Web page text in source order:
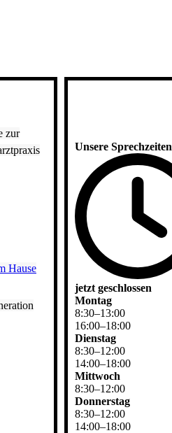
zur
Hause
Unsere Sprechzeiten
jetzt geschlossen
Montag
8:30–13:00
16:00–18:00
Dienstag
8:30–12:00
14:00–18:00
Mittwoch
8:30–12:00
Donnerstag
8:30–12:00
14:00–18:00